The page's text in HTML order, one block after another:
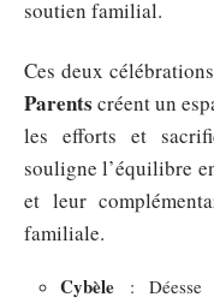
soutien familial.
Ces deux
Parents créent un
les efforts et
souligne l’équilibre
et leur
familiale.
Cybèle : Déesse